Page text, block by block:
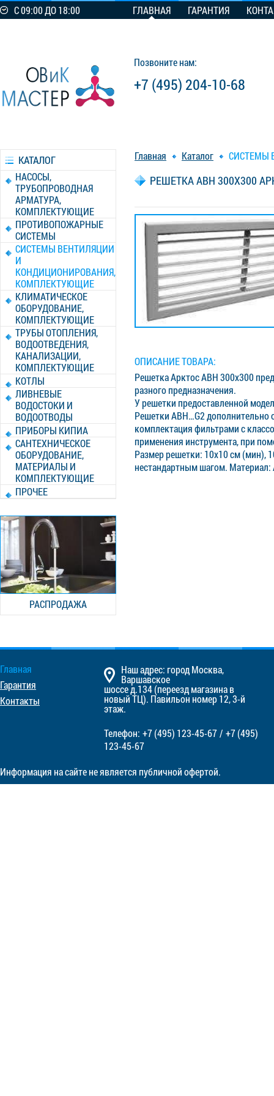
С 09:00 ДО 18:00 ГЛАВНАЯ ГАРАНТИЯ
Позвоните нам:
+7 (495) 204-10-68
КАТАЛОГ
НАСОСЫ,
ТРУБОПРОВОДНАЯ
АРМАТУРА,
КОМПЛЕКТУЮЩИЕ
ПРОТИВОПОЖАРНЫЕ
СИСТЕМЫ
СИСТЕМЫ ВЕНТИЛЯЦИИ
И
КОНДИЦИОНИРОВАНИЯ,
КОМПЛЕКТУЮЩИЕ
КЛИМАТИЧЕСКОЕ
ОБОРУДОВАНИЕ,
КОМПЛЕКТУЮЩИЕ
ТРУБЫ ОТОПЛЕНИЯ,
ВОДООТВЕДЕНИЯ,
КАНАЛИЗАЦИИ,
КОМПЛЕКТУЮЩИЕ
КОТЛЫ
ЛИВНЕВЫЕ
ВОДОСТОКИ И
ВОДООТВОДЫ
ПРИБОРЫ КИПИА
САНТЕХНИЧЕСКОЕ
ОБОРУДОВАНИЕ,
МАТЕРИАЛЫ И
КОМПЛЕКТУЮЩИЕ
ПРОЧЕЕ
РАСПРОДАЖА
Главная Каталог СИСТЕМЫ
РЕШЕТКА АВН 300X300
ОПИСАНИЕ ТОВАРА:
Решетка Арктос АВН 300x300
разного предназначения.
У решетки предоставленной
Решетки АВН…G2 дополнительно
комплектация фильтрами с
применения инструмента, при
Размер решетки: 10x10 см (мин),
нестандартным шагом.
Главная
Гарантия
Контакты
Наш адрес: город Москва,
Варшавское
шоссе д.134 (переезд магазина в
новый ТЦ). Павильон номер 12, 3-й
этаж.
Телефон: +7 (495) 123-45-67/ +7 (495)
123-45-67
Информация на сайте не является публичной офертой.